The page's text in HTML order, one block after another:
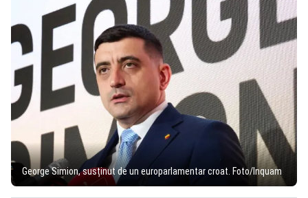
George Simion, susținut de un europarlamentar croat. Foto/Inquam